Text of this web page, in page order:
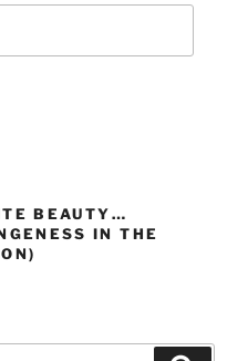
BEAUTY…
IN THE